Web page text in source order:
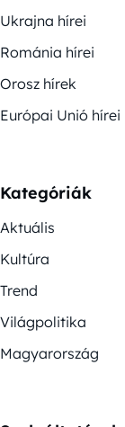
Ukrajna hírei
Románia hírei
Orosz hírek
Európai Unió hírei
Kategóriák
Aktuális
Kultúra
Trend
Világpolitika
Magyarország